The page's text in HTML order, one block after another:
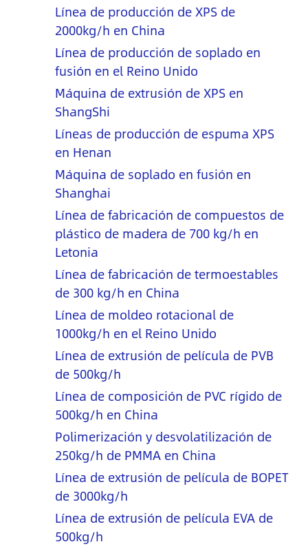
Línea de producción de XPS de
2000kg/h en China
Línea de producción de soplado en
fusión en el Reino Unido
Máquina de extrusión de XPS en
ShangShi
Líneas de producción de espuma XPS
en Henan
Máquina de soplado en fusión en
Shanghai
Línea de fabricación de compuestos de
plástico de madera de 700 kg/h en
Letonia
Línea de fabricación de termoestables
de 300 kg/h en China
Línea de moldeo rotacional de
1000kg/h en el Reino Unido
Línea de extrusión de película de PVB
de 500kg/h
Línea de composición de PVC rígido de
500kg/h en China
Polimerización y desvolatilización de
250kg/h de PMMA en China
Línea de extrusión de película de BOPET
de 3000kg/h
Línea de extrusión de película EVA de
500kg/h